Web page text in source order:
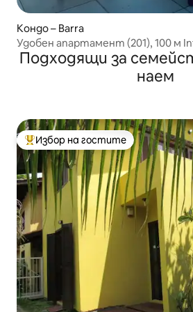
Кондо – Barra
Удобен апартамент (201), 100 м
Подходящи за
наем
Най-популярен избор на гостите
Избор на гостите